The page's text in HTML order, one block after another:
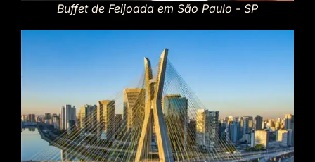
Buffet de Feijoada em São Paulo - SP